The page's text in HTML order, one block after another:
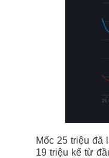
Mốc 25 triệu đã
19 triệu kể từ